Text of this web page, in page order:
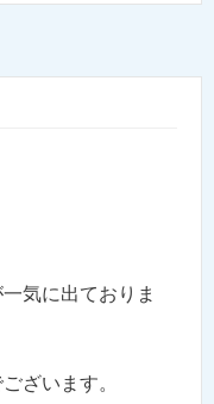
気に出ておりま
ざいます。